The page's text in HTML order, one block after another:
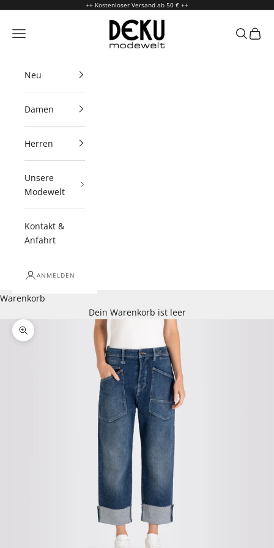
++ Kostenloser Versand ab 50 € ++
Deku Modewelt
Menü Suchen
Neu
Damen
Herren
Unsere
Modewelt
Kontakt &
Anfahrt
ANMELDEN
Warenkorb
Dein Warenkorb ist leer
Bild vergrößern